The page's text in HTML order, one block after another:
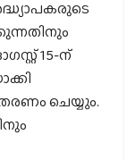
15-ന്
ചെയ്യും.